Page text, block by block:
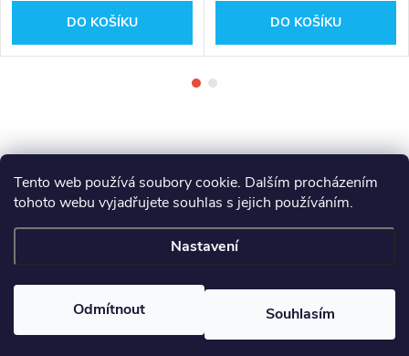
Tento web používá soubory cookie. Dalším procházením
tohoto webu vyjadřujete souhlas s jejich používáním.
Nastavení
Odmítnout Souhlasím
DO KOŠÍKU DO KOŠÍKU
Z
á
GAMA - NÁŘADÍ. Všechna práva vyhrazena.